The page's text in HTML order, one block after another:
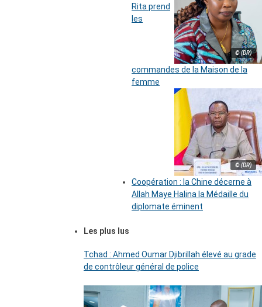
© (DR)
Rita prend
les
commandes de la Maison de la
femme
© (DR)
Coopération : la Chine décerne à
Allah Maye Halina la Médaille du
diplomate éminent
Les plus lus
Tchad : Ahmed Oumar Djibrillah élevé au grade
de contrôleur général de police